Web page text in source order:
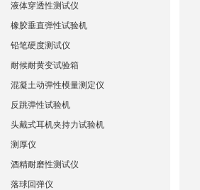
液体穿透性测试仪
橡胶垂直弹性试验机
铅笔硬度测试仪
耐候耐黄变试验箱
混凝土动弹性模量测定仪
反跳弹性试验机
头戴式耳机夹持力试验机
测厚仪
酒精耐磨性测试仪
落球回弹仪